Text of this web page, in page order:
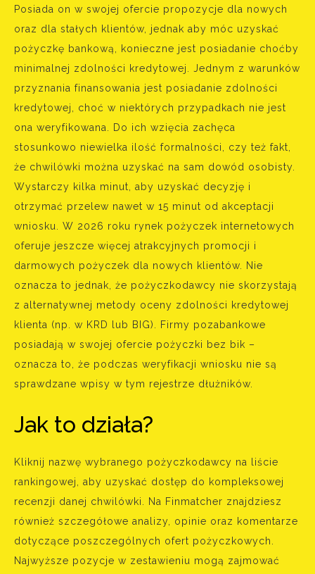
Posiada on w swojej ofercie propozycje dla nowych
oraz dla stałych klientów, jednak aby móc uzyskać
pożyczkę bankową, konieczne jest posiadanie choćby
minimalnej zdolności kredytowej. Jednym z warunków
przyznania finansowania jest posiadanie zdolności
kredytowej, choć w niektórych przypadkach nie jest
ona weryfikowana. Do ich wzięcia zachęca
stosunkowo niewielka ilość formalności, czy też fakt,
że chwilówki można uzyskać na sam dowód osobisty.
Wystarczy kilka minut, aby uzyskać decyzję i
otrzymać przelew nawet w 15 minut od akceptacji
wniosku. W 2026 roku rynek pożyczek internetowych
oferuje jeszcze więcej atrakcyjnych promocji i
darmowych pożyczek dla nowych klientów. Nie
oznacza to jednak, że pożyczkodawcy nie skorzystają
z alternatywnej metody oceny zdolności kredytowej
klienta (np. w KRD lub BIG). Firmy pozabankowe
posiadają w swojej ofercie pożyczki bez bik –
oznacza to, że podczas weryfikacji wniosku nie są
sprawdzane wpisy w tym rejestrze dłużników.
Jak to działa?
Kliknij nazwę wybranego pożyczkodawcy na liście
rankingowej, aby uzyskać dostęp do kompleksowej
recenzji danej chwilówki. Na Finmatcher znajdziesz
również szczegółowe analizy, opinie oraz komentarze
dotyczące poszczególnych ofert pożyczkowych.
Najwyższe pozycje w zestawieniu mogą zajmować